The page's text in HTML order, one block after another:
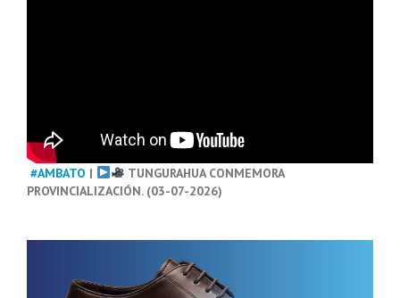
#AMBATO |
TUNGURAHUA CONMEMORA
PROVINCIALIZACIÓN. (03-07-2026)